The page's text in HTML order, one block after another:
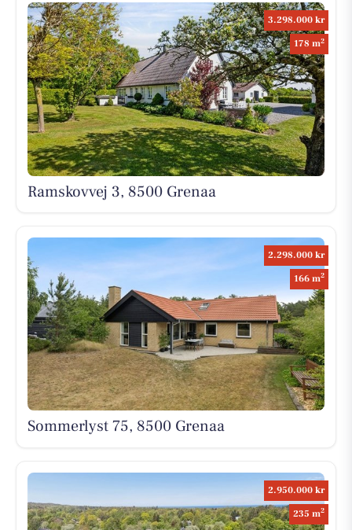
3.298.000 kr
178 m2
Ramskovvej 3, 8500 Grenaa
2.298.000 kr
166 m2
Sommerlyst 75, 8500 Grenaa
2.950.000 kr
235 m2